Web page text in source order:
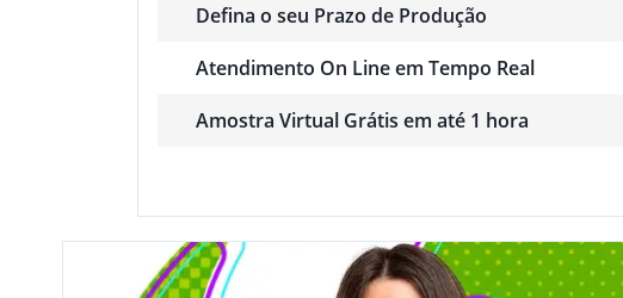
Defina o seu Prazo de Produção
Atendimento On Line em Tempo Real
Amostra Virtual Grátis em até 1 hora